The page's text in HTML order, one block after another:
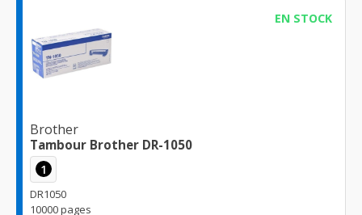
EN STOCK
Brother
Tambour Brother DR-1050
1
DR1050
10000 pages